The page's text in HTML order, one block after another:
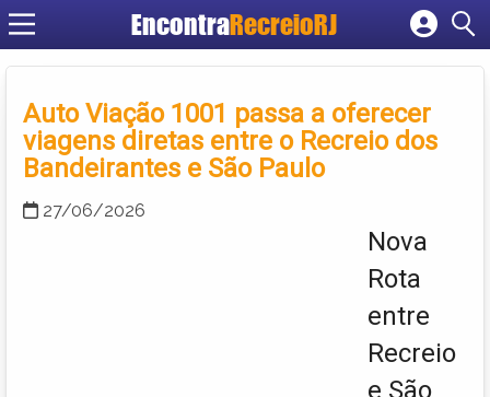
EncontraRecreioRJ
Cadastrar empresa
Criar conta
Auto Viação 1001 passa a oferecer
viagens diretas entre o Recreio dos
Bandeirantes e São Paulo
27/06/2026
Nova
Rota
entre
Recreio
e São